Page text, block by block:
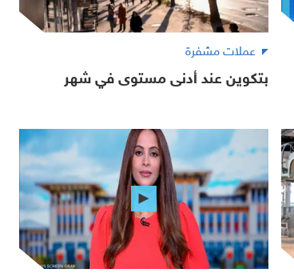
عملات مشفرة
بتكوين عند أدنى مستوى في شهر